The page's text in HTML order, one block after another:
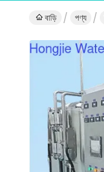
বাড়ি পণ্য